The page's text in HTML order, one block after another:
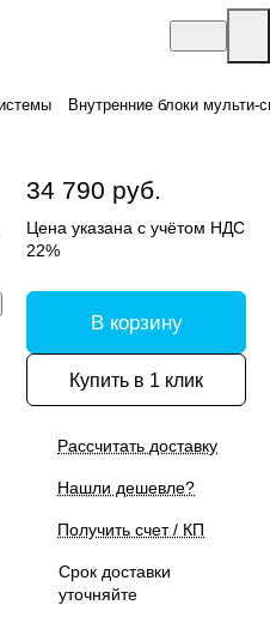
Внутренние блоки мульти-
34 790 руб.
Цена указана с учётом НДС
22%
В корзину
Купить в 1 клик
Рассчитать доставку
Нашли дешевле?
Получить счет / КП
Срок доставки
уточняйте